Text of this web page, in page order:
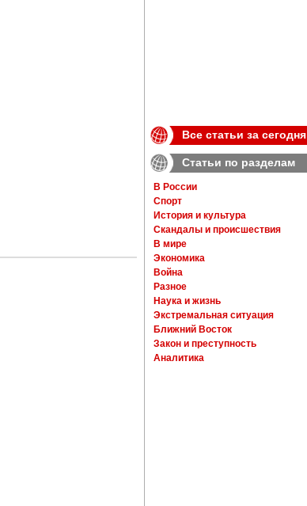
Все статьи за сегодня
Статьи по разделам
В России
Спорт
История и культура
Скандалы и происшествия
В мире
Экономика
Война
Разное
Наука и жизнь
Экстремальная ситуация
Ближний Восток
Закон и преступность
Аналитика